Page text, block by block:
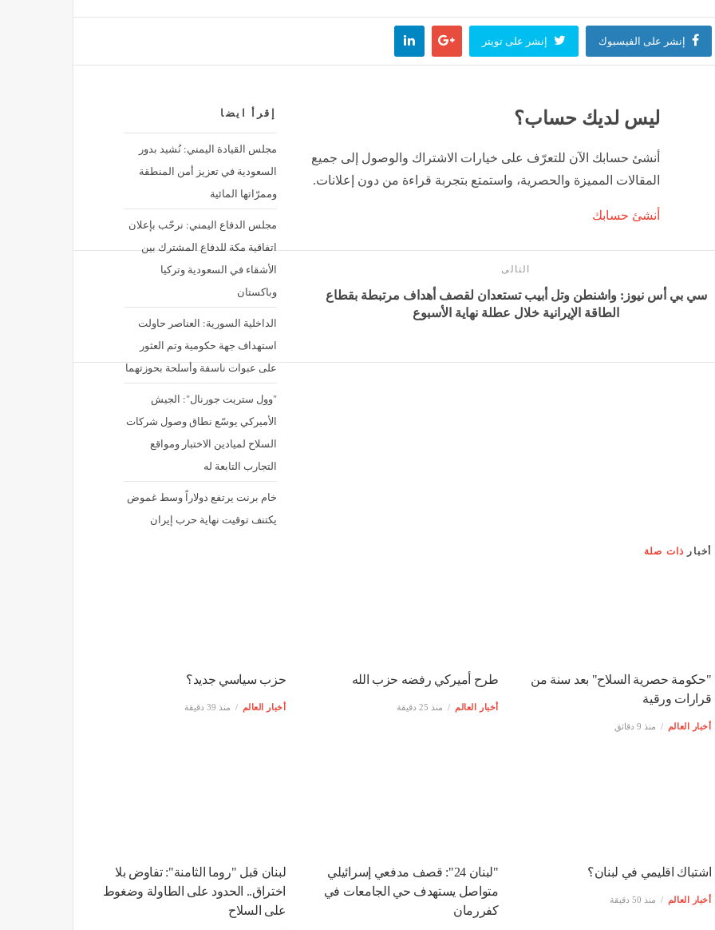
عمرو دياب يدخل كتب غينيس.. اليكم التفاصيل
إنشر على الفيسبوك إنشر على تويتر
إقرأ ايضا
مجلس القيادة اليمني: نُشيد بدور
السعودية في تعزيز أمن المنطقة
وممرّاتها المائية
مجلس الدفاع اليمني: نرحّب بإعلان
اتفاقية مكة للدفاع المشترك بين
الأشقاء في السعودية وتركيا
وباكستان
الداخلية السورية: العناصر حاولت
استهداف جهة حكومية وتم العثور
على عبوات ناسفة وأسلحة بحوزتهما
"وول ستريت جورنال": الجيش
الأميركي يوسّع نطاق وصول شركات
السلاح لميادين الاختبار ومواقع
التجارب التابعة له
خام برنت يرتفع دولاراً وسط غموض
يكتنف توقيت نهاية حرب إيران
ليس لديك حساب؟
أنشئ حسابك الآن للتعرّف على خيارات الاشتراك والوصول إلى جميع
المقالات المميزة والحصرية، واستمتع بتجربة قراءة من دون إعلانات.
أنشئ حسابك
التالى
سي بي أس نيوز: واشنطن وتل أبيب تستعدان لقصف أهداف مرتبطة بقطاع
الطاقة الإيرانية خلال عطلة نهاية الأسبوع
أخبار ذات صلة
"حكومة حصرية السلاح" بعد سنة من
قرارات ورقية
أخبار العالم منذ 9 دقائق
طرح أميركي رفضه حزب الله
أخبار العالم منذ 25 دقيقة
حزب سياسي جديد؟
أخبار العالم منذ 39 دقيقة
اشتباك اقليمي في لبنان؟
أخبار العالم منذ 50 دقيقة
"لبنان 24": قصف مدفعي إسرائيلي
متواصل يستهدف حي الجامعات في
كفررمان
لبنان قبل "روما الثامنة": تفاوض بلا
اختراق.. الحدود على الطاولة وضغوط
على السلاح